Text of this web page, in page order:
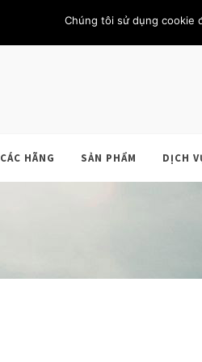
KHÁCH HÀNG LIÊN HỆ THÀNH VIÊN
CÁC HÃNG SẢN PHẨM DỊCH
Chúng tôi sử dụng cookie